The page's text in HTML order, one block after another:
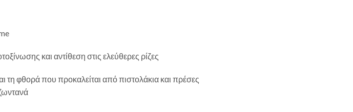
και αντίθεση στις ελεύθερες ρίζες
τη φθορά που προκαλείται από πιστολάκια και πρέσες